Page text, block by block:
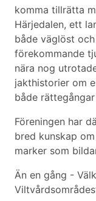
komma tillrätta
Härjedalen, ett
både väglöst
förekommande
nära nog
jakthistorier om
både
Föreningen har
bred kunskap
marker som
Än en gång -